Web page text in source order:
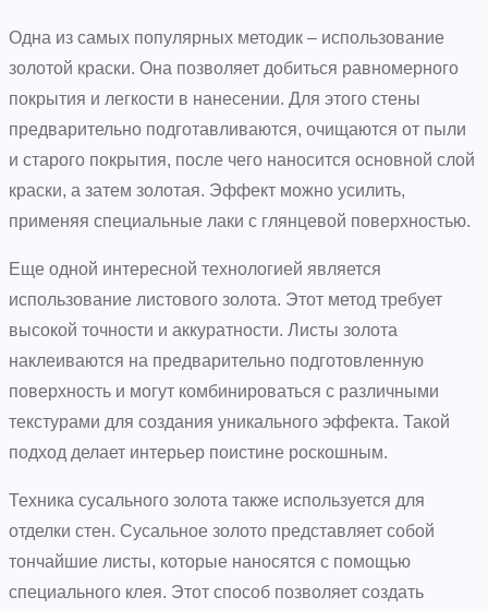
Одна из самых популярных методик – использование
золотой краски. Она позволяет добиться равномерного
покрытия и легкости в нанесении. Для этого стены
предварительно подготавливаются, очищаются от пыли
и старого покрытия, после чего наносится основной слой
краски, а затем золотая. Эффект можно усилить,
применяя специальные лаки с глянцевой поверхностью.
Еще одной интересной технологией является
использование листового золота. Этот метод требует
высокой точности и аккуратности. Листы золота
наклеиваются на предварительно подготовленную
поверхность и могут комбинироваться с различными
текстурами для создания уникального эффекта. Такой
подход делает интерьер поистине роскошным.
Техника сусального золота также используется для
отделки стен. Сусальное золото представляет собой
тончайшие листы, которые наносятся с помощью
специального клея. Этот способ позволяет создать